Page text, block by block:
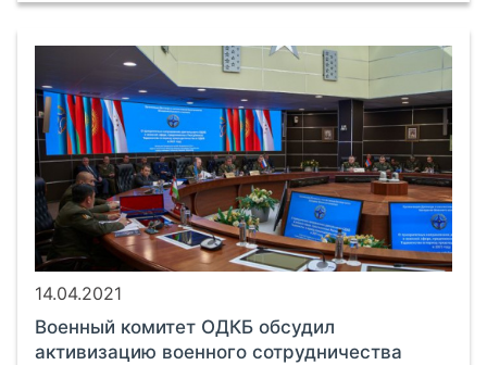
14.04.2021
Военный комитет ОДКБ обсудил
активизацию военного сотрудничества